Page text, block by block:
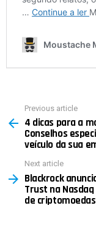
more
Previous article
4 dicas para a
Conselhos
veículo da sua
Next article
Blackrock
Trust na
de